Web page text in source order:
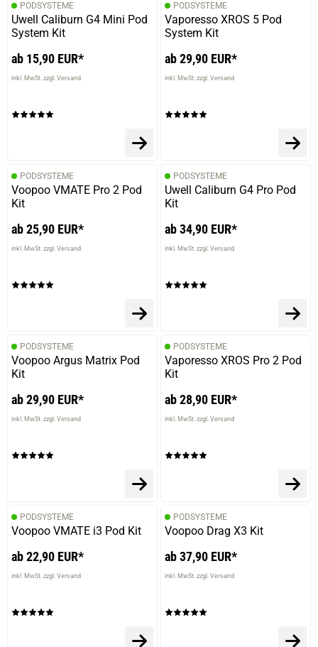
PODSYSTEME
Uwell Caliburn G4 Mini Pod
System Kit
ab 15,90 EUR*
inkl. MwSt. zzgl. Versand
PODSYSTEME
Vaporesso XROS 5 Pod
System Kit
ab 29,90 EUR*
inkl. MwSt. zzgl. Versand
PODSYSTEME
Voopoo VMATE Pro 2 Pod
Kit
ab 25,90 EUR*
inkl. MwSt. zzgl. Versand
PODSYSTEME
Uwell Caliburn G4 Pro Pod
Kit
ab 34,90 EUR*
inkl. MwSt. zzgl. Versand
PODSYSTEME
Voopoo Argus Matrix Pod
Kit
ab 29,90 EUR*
inkl. MwSt. zzgl. Versand
PODSYSTEME
Vaporesso XROS Pro 2 Pod
Kit
ab 28,90 EUR*
inkl. MwSt. zzgl. Versand
PODSYSTEME
Voopoo VMATE i3 Pod Kit
ab 22,90 EUR*
inkl. MwSt. zzgl. Versand
PODSYSTEME
Voopoo Drag X3 Kit
ab 37,90 EUR*
inkl. MwSt. zzgl. Versand